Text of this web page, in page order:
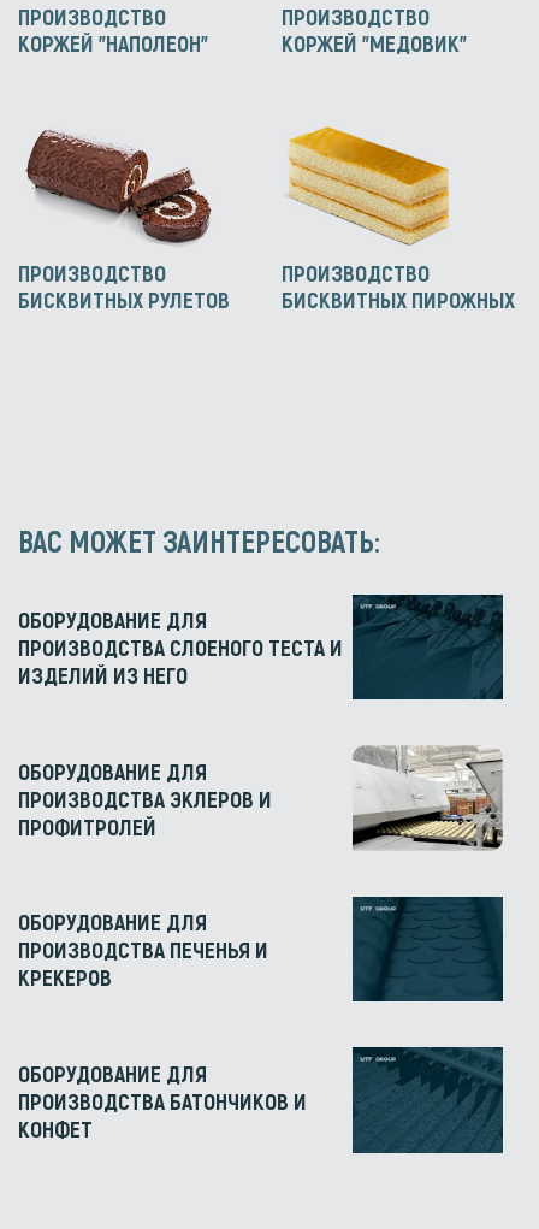
ПРОИЗВОДСТВО
КОРЖЕЙ "НАПОЛЕОН"
ПРОИЗВОДСТВО
КОРЖЕЙ "МЕДОВИК"
ПРОИЗВОДСТВО
БИСКВИТНЫХ РУЛЕТОВ
ПРОИЗВОДСТВО
БИСКВИТНЫХ ПИРОЖНЫХ
ВАС МОЖЕТ ЗАИНТЕРЕСОВАТЬ:
ОБОРУДОВАНИЕ ДЛЯ
ПРОИЗВОДСТВА СЛОЕНОГО ТЕСТА И
ИЗДЕЛИЙ ИЗ НЕГО
ОБОРУДОВАНИЕ ДЛЯ
ПРОИЗВОДСТВА ЭКЛЕРОВ И
ПРОФИТРОЛЕЙ
ОБОРУДОВАНИЕ ДЛЯ
ПРОИЗВОДСТВА ПЕЧЕНЬЯ И
КРЕКЕРОВ
ОБОРУДОВАНИЕ ДЛЯ
ПРОИЗВОДСТВА БАТОНЧИКОВ И
КОНФЕТ